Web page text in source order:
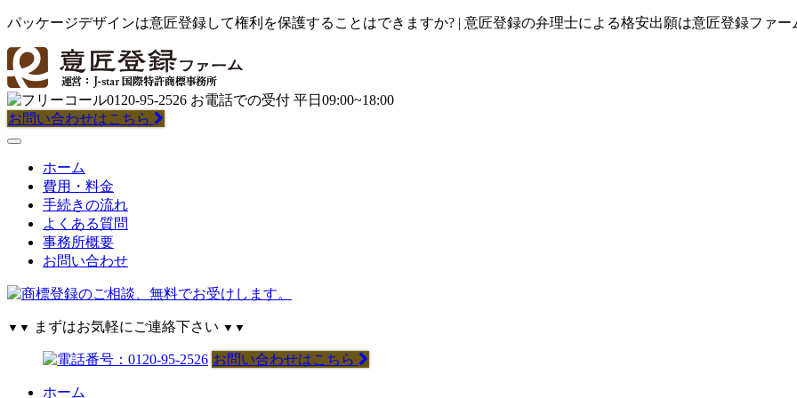
パッケージデザインは意匠登録して権利を保護することはできますか? | 意匠登録の弁理士による格安出願は意匠登録ファー
お問い合わせはこちら
ホーム
費用・料金
手続きの流れ
よくある質問
事務所概要
お問い合わせ
▼▼ まずはお気軽にご連絡下さい ▼▼
お問い合わせはこちら
ホーム